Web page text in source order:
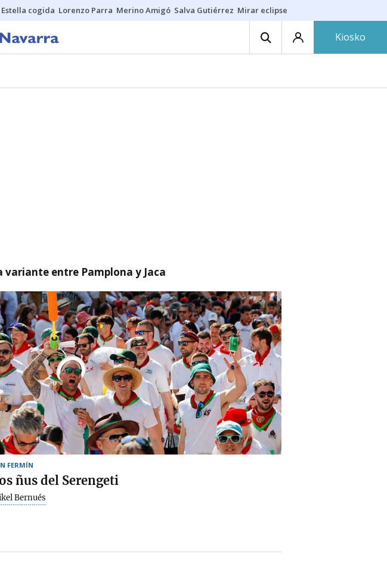
cogida Lorenzo Parra Merino Amigó Salva Gutiérrez Mirar eclipse
Kiosko
variante entre Pamplona y Jaca
FERMÍN
ñus del Serengeti
Bernués